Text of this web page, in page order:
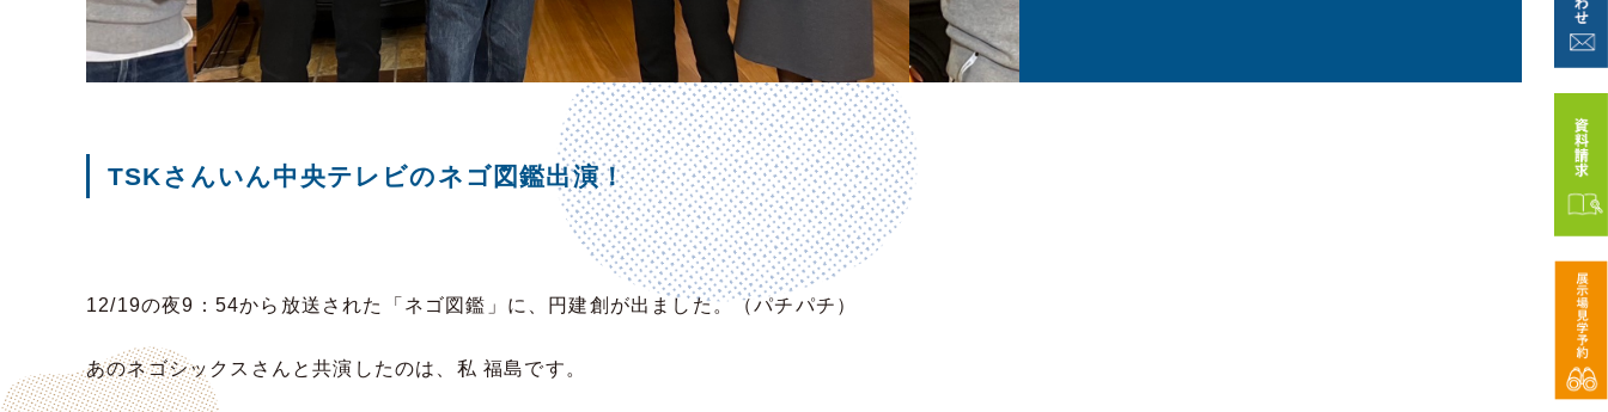
TSKさんいん中央テレビのネゴ図鑑出演！
12/19の夜9：54から放送された「ネゴ図鑑」に、円建創が出ました。（パチパチ）
あのネゴシックスさんと共演したのは、私 福島です。